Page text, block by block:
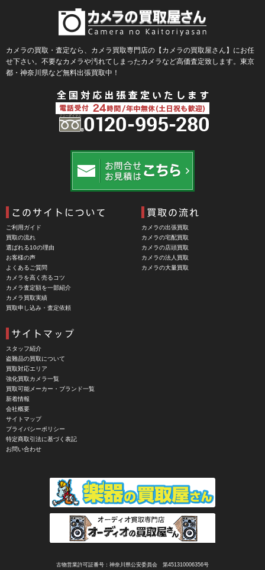
Blackmagic Design（ブラックマジックデザイン）
BLACKRAPID （ブラックラピッド）
BLaKPIXEL（ブラックピクセル）
Bokkeh（ボケ）
Bolsey（ボルシー）
BRAUN（ブラウン）
BUFFALO（バッファロー）
Cam Caddie（カムキャディ）
Carhartt（カーハート）
Carl Zeiss Jena（カールツアイスイエナ）
CASIO（カシオ）
CBL Lens（シービーエル）
CHINON（チノン）
CHIYOCA 千代田商会（ちよだしょうかい）
CIESTA（シエスタ）
Cineroid（シネロイド）
CINEVATE （シネベート）
CIRO （シロ）
CLARUS（クラルス）
Clay Smith（クレイスミス）
COMET（コメット）
Corfield（コーフィールド）
COSINA（コシナ）
COSMOS（コスモスインターナショナル）
COTTA（コッタ）
カメラの買取・査定なら、カメラ買取専門店の【カメラの買取屋さん】にお任
せ下さい。不要なカメラや汚れてしまったカメラなど高価査定致します。東京
都・神奈川県など無料出張買取中！
ご利用ガイド
買取の流れ
選ばれる10の理由
お客様の声
よくあるご質問
カメラを高く売るコツ
カメラ査定額を一部紹介
カメラ買取実績
買取申し込み・査定依頼
カメラの出張買取
カメラの宅配買取
カメラの店頭買取
カメラの法人買取
カメラの大量買取
スタッフ紹介
盗難品の買取について
買取対応エリア
強化買取カメラ一覧
買取可能メーカー・ブランド一覧
新着情報
会社概要
サイトマップ
プライバシーポリシー
特定商取引法に基づく表記
お問い合わせ
古物営業許可証番号：神奈川県公安委員会 第451310006356号